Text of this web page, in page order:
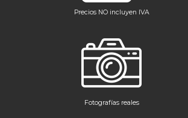
Precios NO incluyen IVA
Fotografías reales